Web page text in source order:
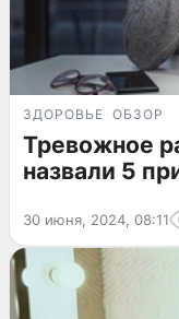
ЗДОРОВЬЕ ОБЗОР
Тревожное
назвали 5
30 июня, 2024, 08:11